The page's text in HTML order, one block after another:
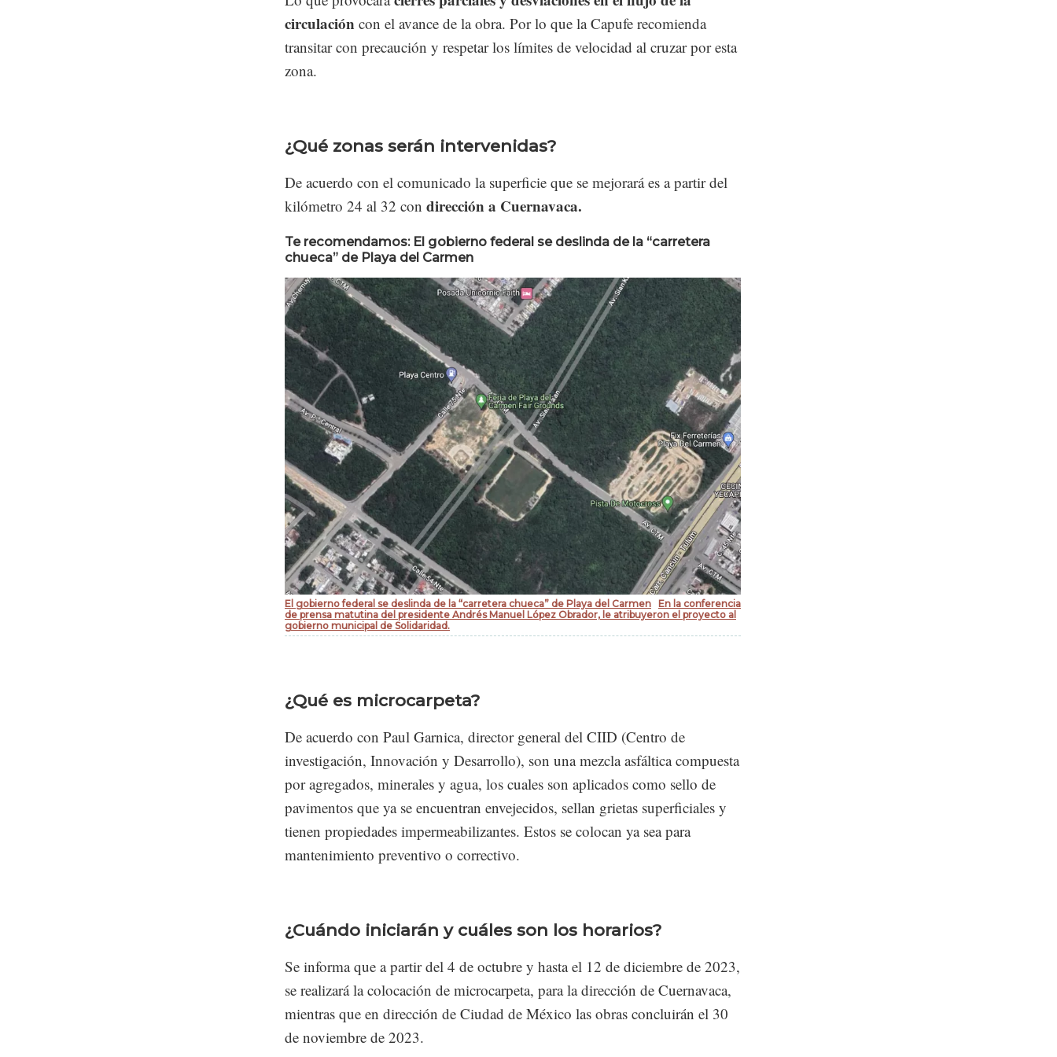
circulación con el avance de la obra. Por lo que la Capufe recomienda
transitar con precaución y respetar los límites de velocidad al cruzar por esta
zona.
¿Qué zonas serán intervenidas?
De acuerdo con el comunicado la superficie que se mejorará es a partir del
kilómetro 24 al 32 con dirección a Cuernavaca.
Te recomendamos: El gobierno federal se deslinda de la “carretera
chueca” de Playa del Carmen
El gobierno federal se deslinda de la “carretera chueca” de Playa del Carmen
En la conferencia
de prensa matutina del presidente Andrés Manuel López Obrador, le atribuyeron el proyecto al
gobierno municipal de Solidaridad.
¿Qué es microcarpeta?
De acuerdo con Paul Garnica, director general del CIID (Centro de
investigación, Innovación y Desarrollo), son una mezcla asfáltica compuesta
por agregados, minerales y agua, los cuales son aplicados como sello de
pavimentos que ya se encuentran envejecidos, sellan grietas superficiales y
tienen propiedades impermeabilizantes. Estos se colocan ya sea para
mantenimiento preventivo o correctivo.
¿Cuándo iniciarán y cuáles son los horarios?
Se informa que a partir del 4 de octubre y hasta el 12 de diciembre de 2023,
se realizará la colocación de microcarpeta, para la dirección de Cuernavaca,
mientras que en dirección de Ciudad de México las obras concluirán el 30
de noviembre de 2023.